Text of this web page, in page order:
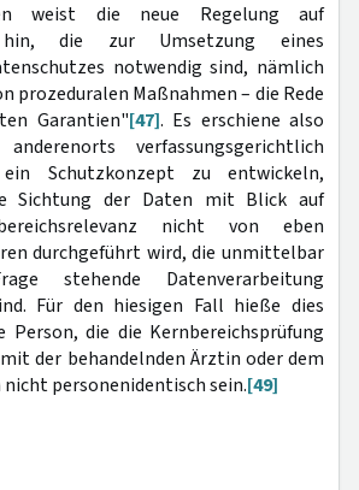
weist die neue Regelung auf
hin, die zur Umsetzung eines
notwendig sind, nämlich
prozeduralen Maßnahmen – die Rede
Garantien"[47]. Es erschiene also
verfassungsgerichtlich
Schutzkonzept zu entwickeln,
Sichtung der Daten mit Blick auf
nicht von eben
durchgeführt wird, die unmittelbar
stehende Datenverarbeitung
Für den hiesigen Fall hieße dies
Person, die die Kernbereichsprüfung
der behandelnden Ärztin oder dem
personenidentisch sein.[49]